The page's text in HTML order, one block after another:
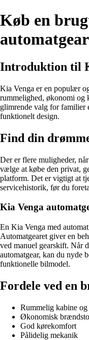
Køb en
automatgear
Introduktion til
Kia Venga er en populær
rummelighed, økonomi og
glimrende valg for familier
funktionelt design.
Find din
Der er flere muligheder,
vælge at købe den privat,
platform. Det er vigtigt at
servicehistorik, før du
Kia Venga
En Kia Venga med
Automatgearet giver en
ved manuel gearskift. Når
automatgear, kan du nyde
funktionelle bilmodel.
Fordele ved en
Rummelig kabine og
Økonomisk
God kørekomfort
Pålidelig mekanik